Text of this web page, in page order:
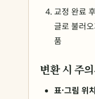
교정 완료
글로 불러
품
변환 시 주
표·그림 위